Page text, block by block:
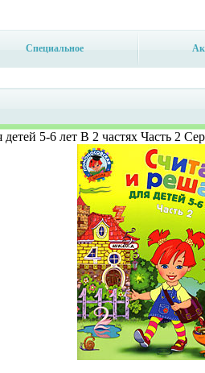
Специальное
5-6 лет В 2 частях Часть 2